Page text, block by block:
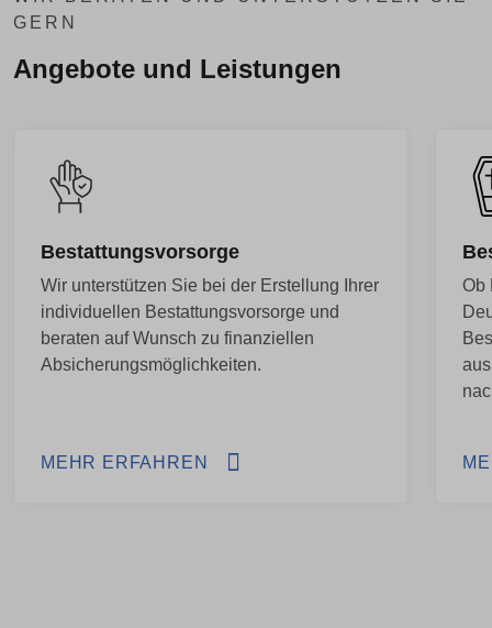
GERN
Angebote und Leistungen
Bestattungsvorsorge
Wir unterstützen Sie bei der Erstellung Ihrer
individuellen Bestattungsvorsorge und
beraten auf Wunsch zu finanziellen
Absicherungsmöglichkeiten.
MEHR ERFAHREN
Ob